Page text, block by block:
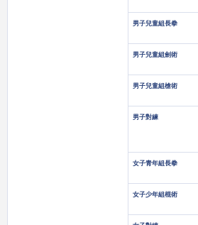
男子兒童組長拳
男子兒童組劍術
男子兒童組槍術
男子對練
女子青年組長拳
女子少年組棍術